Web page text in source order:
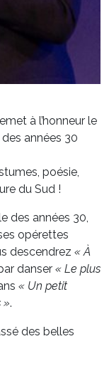
à l’honneur le
années 30
poésie,
du Sud !
des années 30,
opérettes
descendrez « À
danser « Le plus
« Un petit
».
des belles